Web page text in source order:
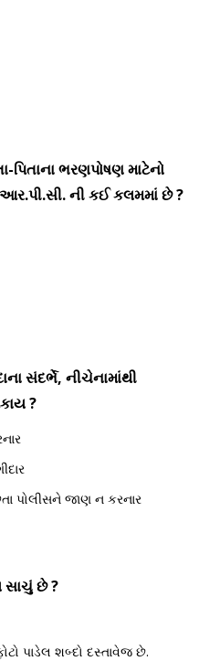
પિતાના ભરણપોષણ માટેનો
ની કઈ કલમમાં છે ?
સંદર્ભે, નીચેનામાંથી
?
પોલીસને જાણ ન કરનાર
સાચું છે ?
પાડેલ શબ્દો દસ્તાવેજ છે.